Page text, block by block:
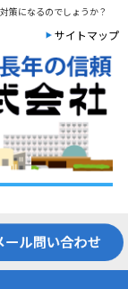
策になるのでしょうか？
サイトマップ